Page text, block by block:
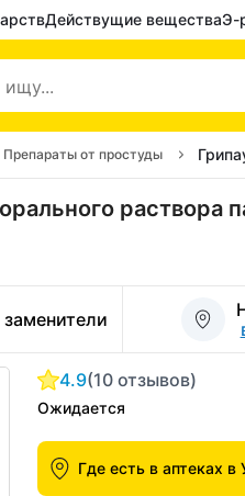
Действущие веществаЭ-
Препараты от простуды
раствора
4.9(10 отзывов)
Ожидается
Где есть в аптеках в